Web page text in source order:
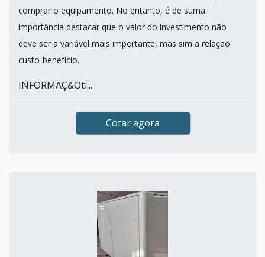
comprar o equipamento. No entanto, é de suma
importância destacar que o valor do investimento não
deve ser a variável mais importante, mas sim a relação
custo-benefício.
INFORMAÇ&Oti...
Cotar agora